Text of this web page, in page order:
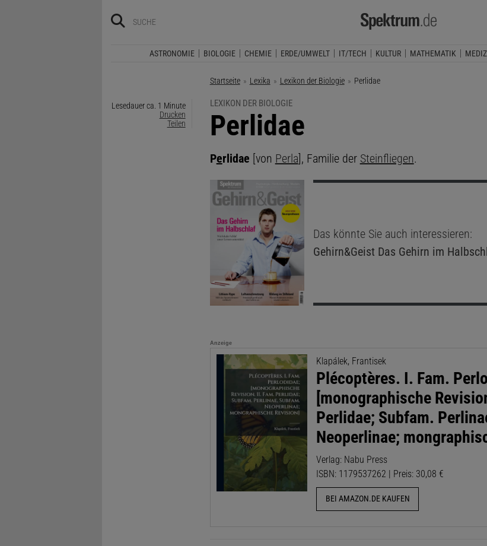
ASTRONOMIE BIOLOGIE CHEMIE ERDE/UMWELT IT/TECH KULTUR MATHEMATIK
Startseite Lexika Lexikon der Biologie Aktuelle Seite:
Perlidae
Lesedauer ca. 1 Minute
Drucken
Teilen
LEXIKON DER BIOLOGIE
:
Perlidae
Perlidae [von Perla], Familie der Steinfliegen.
Das könnte Sie auch interessieren:
Gehirn&Geist Das Gehirn im
Anzeige
Klapálek, Frantisek
Plécoptères. I. Fam.
[monographische
Perlidae; Subfam.
Neoperlinae;
Verlag: Nabu Press
ISBN: 1179537262 | Preis: 30,08 €
BEI AMAZON.DE KAUFEN